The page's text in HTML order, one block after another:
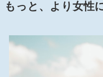
もっと、より女性